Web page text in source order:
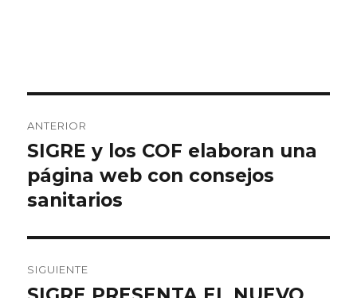
de
entradas
ANTERIOR
Entrada
anterior:
SIGRE y los COF elaboran una
página web con consejos
sanitarios
SIGUIENTE
Entrada